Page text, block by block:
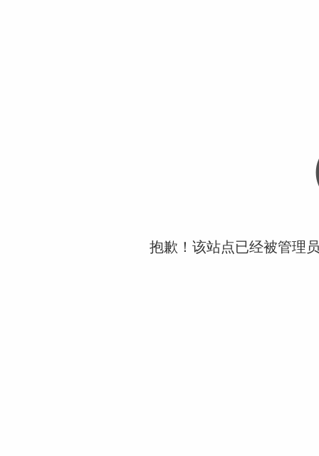
抱歉！该站点已经被管理